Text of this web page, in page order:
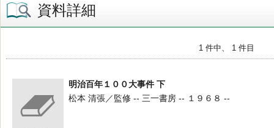
資料詳細
1 件中、 1 件目
明治百年１００大事件 下
松本 清張／監修 -- 三一書房 -- １９６８ --